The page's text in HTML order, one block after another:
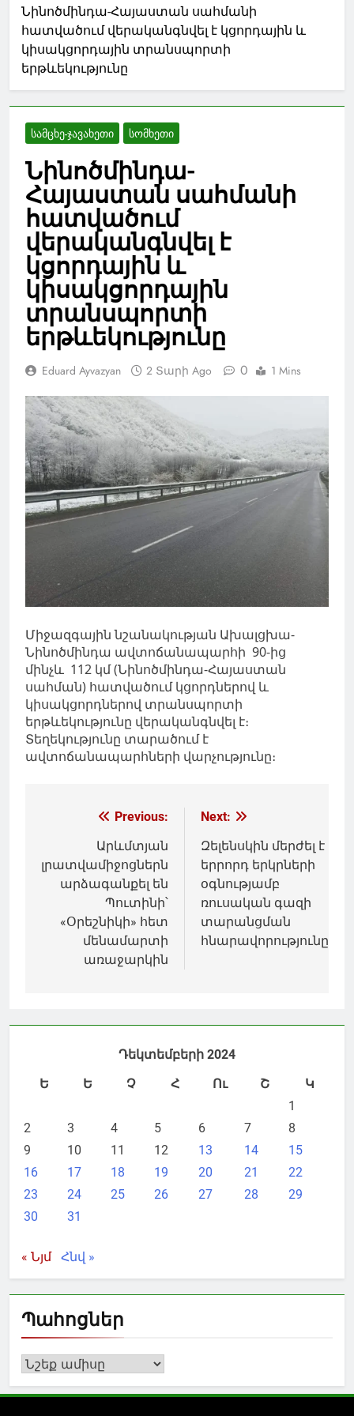
Նինոծմինդա-Հայաստան սահմանի
հատվածում վերականգնվել է կցորդային և
կիսակցորդային տրանսպորտի
երթևեկությունը
ᲡᲐᲛᲪᲮᲔ-ᲯᲐᲕᲐᲮᲔᲗᲘ ᲡᲝᲛᲮᲔᲗᲘ
Նինոծմինդա-
Հայաստան սահմանի
հատվածում
վերականգնվել է
կցորդային և
կիսակցորդային
տրանսպորտի
երթևեկությունը
Eduard Ayvazyan 2 Տարի Ago 0 1 Mins
Միջազգային նշանակության Ախալցխա-
Նինոծմինդա ավտոճանապարհի 90-ից
մինչև 112 կմ (Նինոծմինդա-Հայաստան
սահման) հատվածում կցորդներով և
կիսակցորդներով տրանսպորտի
երթևեկությունը վերականգնվել է։
Տեղեկությունը տարածում է
ավտոճանապարհների վարչությունը։
Գրառումների
նավարկումը
Previous:
Արևմտյան
լրատվամիջոցներն
արձագանքել են
Պուտինի՝
«Օրեշնիկի» հետ
մենամարտի
առաջարկին
Next:
Զելենսկին մերժել է
երրորդ երկրների
օգնությամբ
ռուսական գազի
տարանցման
հնարավորությունը
Դեկտեմբերի 2024
Ե
Ե Չ Հ Ու Շ
Կ
1
2
3 4 5 6 7
8
9
10 11 12 13 14
15
16
17 18 19 20 21
22
23
24 25 26 27 28
29
30
31
« Նյմ Հնվ »
Պահոցներ
Պահոցներ